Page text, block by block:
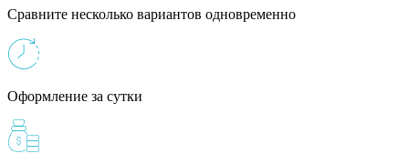
Сравните несколько вариантов одновременно
Оформление за сутки